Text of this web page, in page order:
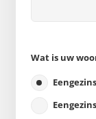
Wat is uw